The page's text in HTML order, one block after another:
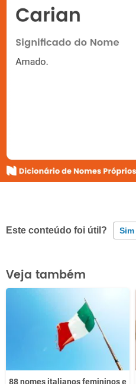
Este conteúdo foi útil? Sim
Este conteúdo contém
Este conteúdo não tem a
Veja também
88 nomes italianos femininos e